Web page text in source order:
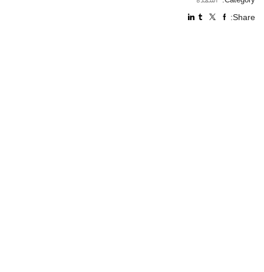
Share: